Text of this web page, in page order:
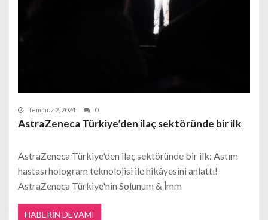
Temmuz 2, 2024 0
AstraZeneca Türkiye’den ilaç sektöründe bir ilk
AstraZeneca Türkiye'den ilaç sektöründe bir ilk: Astım
hastası hologram teknolojisi ile hikâyesini anlattı!
AstraZeneca Türkiye'nin Solunum & İmm
HABERIN DEVAMI